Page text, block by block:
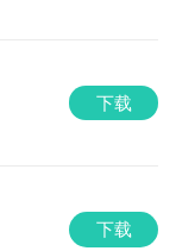
下载
下载